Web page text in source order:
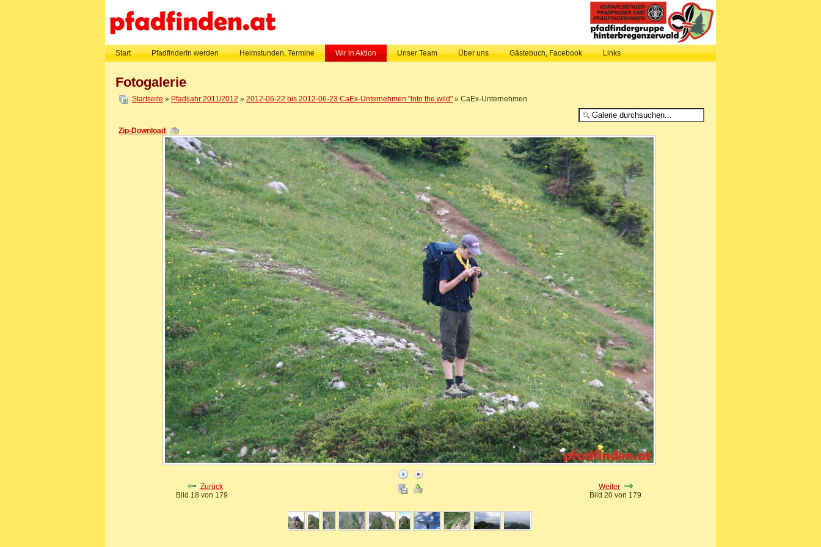
Start PfadfinderIn werden Heimstunden, Termine Wir in Aktion Unser Team Über uns Gästebuch, Facebook Links
Fotogalerie
Startseite » Pfadijahr 2011/2012 » 2012-06-22 bis 2012-06-23 CaEx-Unternehmen "Into the wild" » CaEx-Unternehmen
Zip-Download
Zurück
Bild 18 von 179
Weiter
Bild 20 von 179